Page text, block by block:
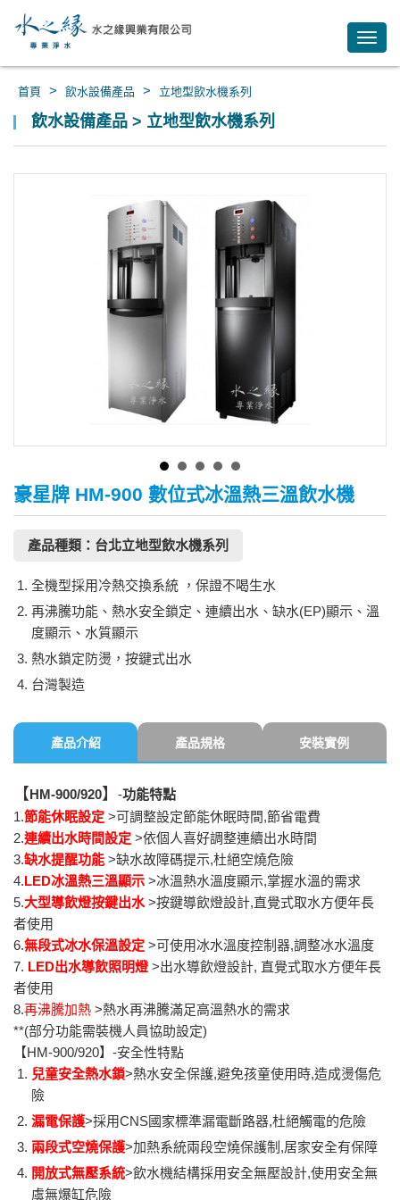
首頁 > 飲水設備產品 > 立地型飲水機系列
飲水設備產品 > 立地型飲水機系列
豪星牌 HM-900 數位式冰溫熱三溫飲水機
產品種類：台北立地型飲水機系列
全機型採用冷熱交換系統 ，保證不喝生水
再沸騰功能、熱水安全鎖定、連續出水、缺水(EP)顯示、溫
度顯示、水質顯示
熱水鎖定防燙，按鍵式出水
台灣製造
產品介紹 產品規格 安裝實例
【HM-900/920】 -功能特點
1.節能休眠設定 >可調整設定節能休眠時間,節省電費
2.連續出水時間設定 >依個人喜好調整連續出水時間
3.缺水提醒功能 >缺水故障碼提示,杜絕空燒危險
4.LED冰溫熱三溫顯示 >冰溫熱水溫度顯示,掌握水溫的需求
5.大型導飲燈按鍵出水>按鍵導飲燈設計,直覺式取水方便年長
者使用
6.無段式冰水保溫設定 >可使用冰水溫度控制器,調整冰水溫度
7. LED出水導飲照明燈>出水導飲燈設計, 直覺式取水方便年長
者使用
8.再沸騰加熱 >熱水再沸騰滿足高溫熱水的需求
**(部分功能需裝機人員協助設定)
【HM-900/920】-安全性特點
兒童安全熱水鎖>熱水安全保護,避免孩童使用時,造成燙傷危
險
漏電保護>採用CNS國家標準漏電斷路器,杜絕觸電的危險
兩段式空燒保護>加熱系統兩段空燒保護制,居家安全有保障
開放式無壓系統>飲水機結構採用安全無壓設計,使用安全無
虞無爆缸危險